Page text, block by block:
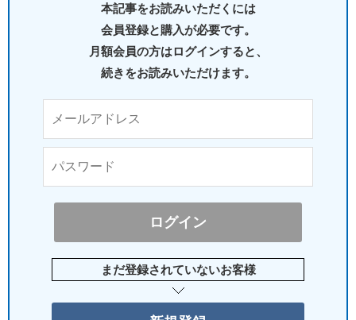
本記事をお読みいただくには
会員登録と購入が必要です。
月額会員の方はログインすると、
続きをお読みいただけます。
まだ登録されていないお客様